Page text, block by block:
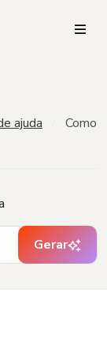
ajuda
Como
Gerar